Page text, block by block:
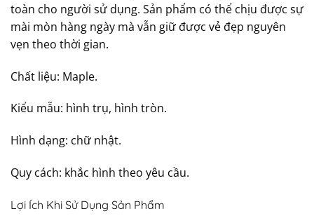
toàn cho người sử dụng. Sản phẩm có thể chịu được sự
mài mòn hàng ngày mà vẫn giữ được vẻ đẹp nguyên
vẹn theo thời gian.
Chất liệu: Maple.
Kiểu mẫu: hình trụ, hình tròn.
Hình dạng: chữ nhật.
Quy cách: khắc hình theo yêu cầu.
Lợi Ích Khi Sử Dụng Sản Phẩm